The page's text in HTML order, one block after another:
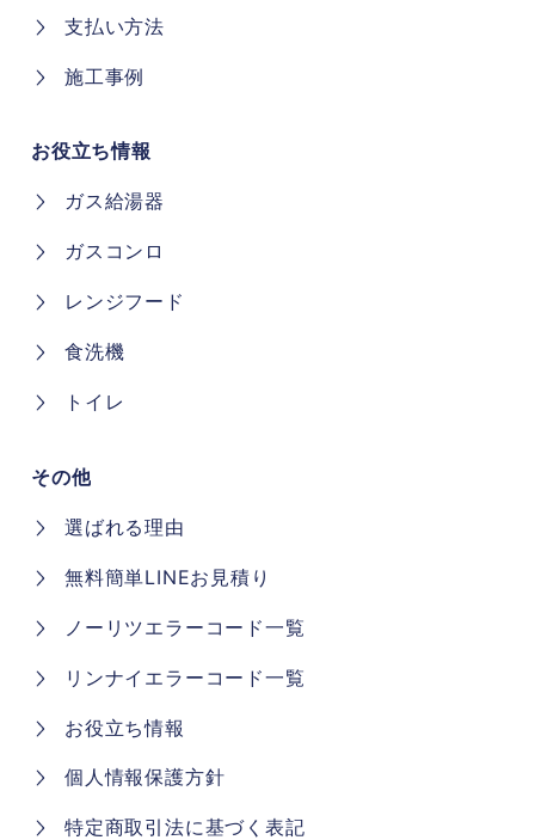
お役立ち情報
トイレ
食洗機
レンジフード
ガスコンロ
ガス給湯器
施工事例
支払い方法
個人情報保護方針
お役立ち情報
リンナイエラーコード一覧
ノーリツエラーコード一覧
無料簡単LINEお見積り
選ばれる理由
その他
特定商取引法に基づく表記